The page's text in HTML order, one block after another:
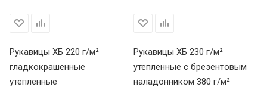
Рукавицы ХБ 220 г/м²
гладкокрашенные
утепленные
Рукавицы ХБ 230 г/м²
утепленные с брезентовым
наладонником 380 г/м²